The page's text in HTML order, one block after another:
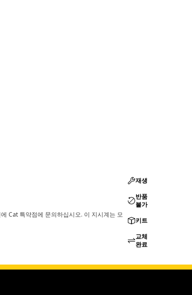
Cat 특약점에 문의하십시오. 이 지시계는 모
재생
반품
불가
키트
교체
완료